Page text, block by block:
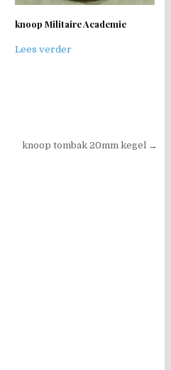
knoop Militaire Academie
Lees verder
knoop tombak 20mm kegel →